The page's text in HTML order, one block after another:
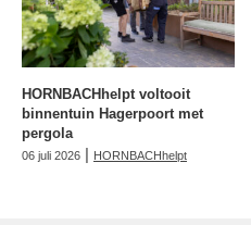
HORNBACHhelpt voltooit
binnentuin Hagerpoort met
pergola
06 juli 2026 | HORNBACHhelpt